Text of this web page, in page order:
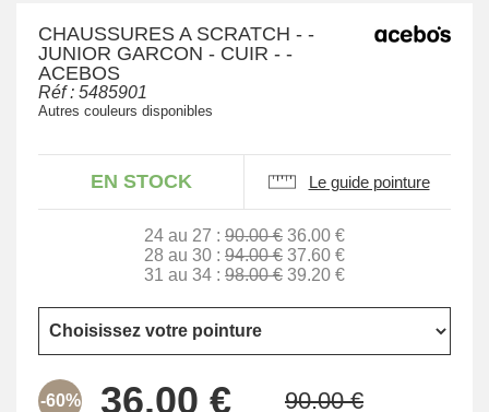
CHAUSSURES A SCRATCH - -
JUNIOR GARCON - CUIR - -
ACEBOS
Réf : 5485901
Autres couleurs disponibles
EN STOCK Le guide pointure
24 au 27 : 90.00 € 36.00 €
28 au 30 : 94.00 € 37.60 €
31 au 34 : 98.00 € 39.20 €
-60%